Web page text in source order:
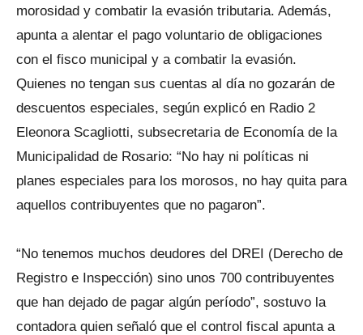
morosidad y combatir la evasión tributaria. Además,
apunta a alentar el pago voluntario de obligaciones
con el fisco municipal y a combatir la evasión.
Quienes no tengan sus cuentas al día no gozarán de
descuentos especiales, según explicó en Radio 2
Eleonora Scagliotti, subsecretaria de Economía de la
Municipalidad de Rosario: “No hay ni políticas ni
planes especiales para los morosos, no hay quita para
aquellos contribuyentes que no pagaron”.
“No tenemos muchos deudores del DREI (Derecho de
Registro e Inspección) sino unos 700 contribuyentes
que han dejado de pagar algún período”, sostuvo la
contadora quien señaló que el control fiscal apunta a